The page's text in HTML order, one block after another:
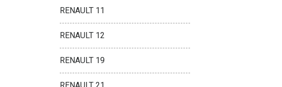
RENAULT 11
RENAULT 12
RENAULT 19